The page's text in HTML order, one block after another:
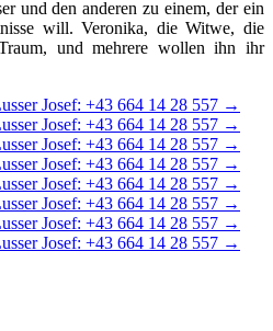
und den anderen zu einem, der ein
will. Veronika, die Witwe, die
und mehrere wollen ihn ihr
Josef: +43 664 14 28 557 →
Josef: +43 664 14 28 557 →
Josef: +43 664 14 28 557 →
Josef: +43 664 14 28 557 →
Josef: +43 664 14 28 557 →
Josef: +43 664 14 28 557 →
Josef: +43 664 14 28 557 →
Josef: +43 664 14 28 557 →